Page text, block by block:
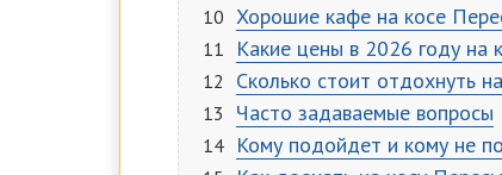
Хорошие кафе на косе
Какие цены в 2026 году на
Сколько стоит отдохнуть
Часто задаваемые вопросы
Кому подойдет и кому не